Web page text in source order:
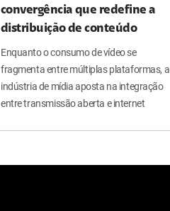
convergência que redefine a
distribuição de conteúdo
Enquanto o consumo de vídeo se
fragmenta entre múltiplas plataformas, a
indústria de mídia aposta na integração
entre transmissão aberta e internet